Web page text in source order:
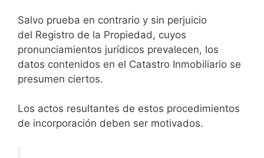
Salvo prueba en contrario y sin perjuicio
del Registro de la Propiedad, cuyos
pronunciamientos jurídicos prevalecen, los
datos contenidos en el Catastro Inmobiliario se
presumen ciertos.
Los actos resultantes de estos procedimientos
de incorporación deben ser motivados.